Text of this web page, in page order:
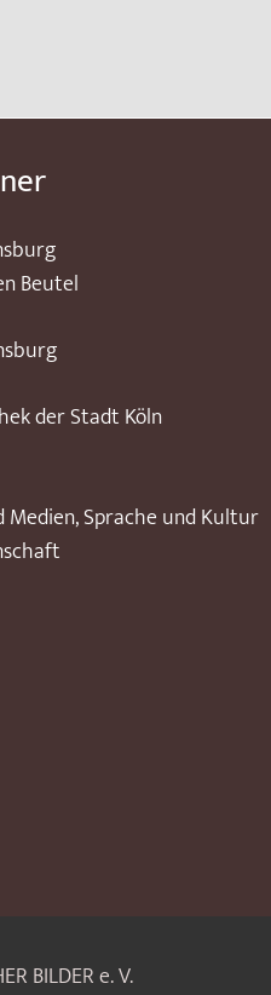
Beutel
der Stadt Köln
Sprache und Kultur
BILDER e. V.